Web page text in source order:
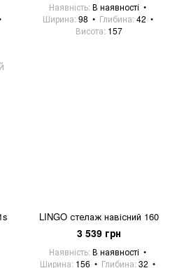
Наявність В наявності
Ширина 98 Глибина 42
Висота 157
LINGO стелаж навісний 160
3 539 грн
Наявність В наявності
Ширина 156 Глибина 32